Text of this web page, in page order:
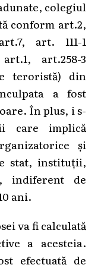
colegiul
conform art.2,
art. 111-1
art.258-3
teroristă) din
a fost
În plus, i s-
care implică
și
stat, instituții,
indiferent de
ani.
va fi calculată
a acesteia.
efectuată de